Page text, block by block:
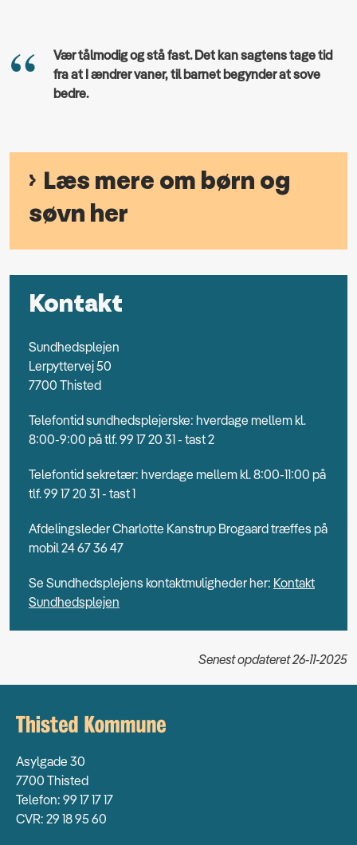
Vær tålmodig og stå fast. Det kan sagtens tage tid
fra at I ændrer vaner, til barnet begynder at sove
bedre.
Læs mere om børn og
søvn her
Kontakt
Sundhedsplejen
Lerpyttervej 50
7700 Thisted
Telefontid sundhedsplejerske: hverdage mellem kl.
8:00-9:00 på tlf. 99 17 20 31 - tast 2
Telefontid sekretær: hverdage mellem kl. 8:00-11:00 på
tlf. 99 17 20 31 - tast 1
Afdelingsleder Charlotte Kanstrup Brogaard træffes på
mobil 24 67 36 47
Se Sundhedsplejens kontaktmuligheder her: Kontakt
Sundhedsplejen
Senest opdateret 26-11-2025
Asylgade 30
7700 Thisted
Telefon: 99 17 17 17
CVR: 29 18 95 60